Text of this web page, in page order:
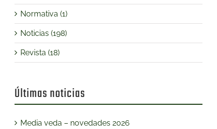
Normativa (1)
Noticias (198)
Revista (18)
Últimas noticias
Media veda – novedades 2026